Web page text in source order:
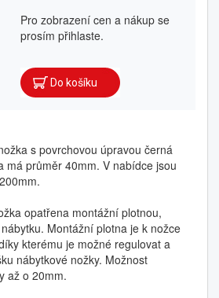
Pro zobrazení cen a nákup se
prosím přihlaste.
s povrchovou úpravou černá
má průměr 40mm. V nabídce jsou
opatřena montážní plotnou,
Montážní plotna je k nožce
kterému je možné regulovat a
nábytkové nožky. Možnost
až o 20mm.